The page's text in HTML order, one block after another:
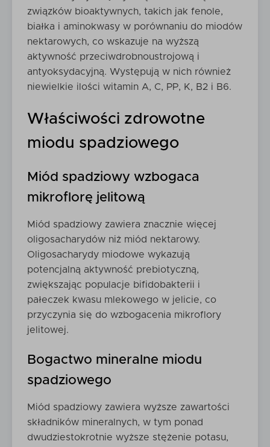
związków bioaktywnych, takich jak fenole,
białka i aminokwasy w porównaniu do miodów
nektarowych, co wskazuje na wyższą
aktywność przeciwdrobnoustrojową i
antyoksydacyjną. Występują w nich również
niewielkie ilości witamin A, C, PP, K, B2 i B6.
Właściwości zdrowotne
miodu spadziowego
Miód spadziowy wzbogaca
mikroflorę jelitową
Miód spadziowy zawiera znacznie więcej
oligosacharydów niż miód nektarowy.
Oligosacharydy miodowe wykazują
potencjalną aktywność prebiotyczną,
zwiększając populacje bifidobakterii i
pałeczek kwasu mlekowego w jelicie, co
przyczynia się do wzbogacenia mikroflory
jelitowej.
Bogactwo mineralne miodu
spadziowego
Miód spadziowy zawiera wyższe zawartości
składników mineralnych, w tym ponad
dwudziestokrotnie wyższe stężenie potasu,